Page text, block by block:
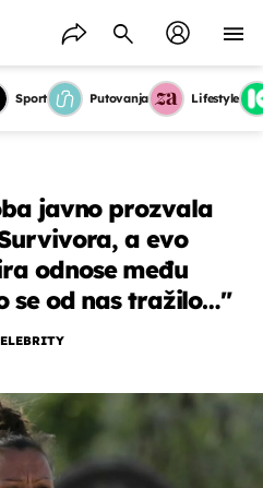
Sport Putovanja Lifestyle
javno prozvala
a evo
odnose među
se od nas tražilo…"
OBAVIJESTI